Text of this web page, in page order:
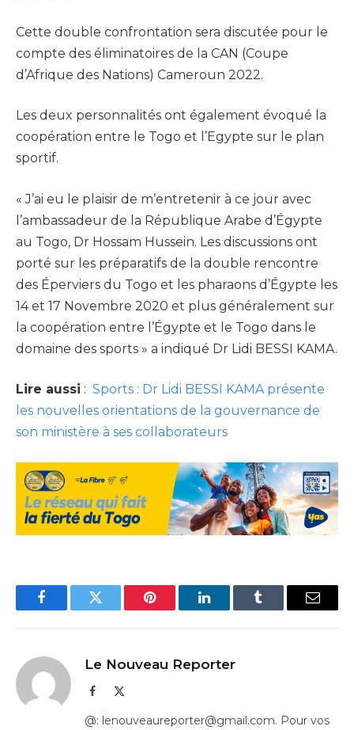
Cette double confrontation sera discutée pour le
compte des éliminatoires de la CAN (Coupe
d’Afrique des Nations) Cameroun 2022.
Les deux personnalités ont également évoqué la
coopération entre le Togo et l’Egypte sur le plan
sportif.
« J’ai eu le plaisir de m’entretenir à ce jour avec
l’ambassadeur de la République Arabe d’Égypte
au Togo, Dr Hossam Hussein. Les discussions ont
porté sur les préparatifs de la double rencontre
des Éperviers du Togo et les pharaons d’Égypte les
14 et 17 Novembre 2020 et plus généralement sur
la coopération entre l’Égypte et le Togo dans le
domaine des sports » a indiqué Dr Lidi BESSI KAMA.
Lire aussi : Sports : Dr Lidi BESSI KAMA présente
les nouvelles orientations de la gouvernance de
son ministère à ses collaborateurs
FacebookTwitter Pinterest LinkedInTumblr Email
Le Nouveau Reporter
Facebook
@: lenouveaureporter@gmail.com. Pour vos